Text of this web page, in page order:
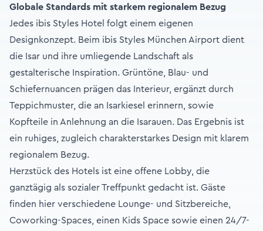
Globale Standards mit starkem regionalem Bezug
Jedes ibis Styles Hotel folgt einem eigenen
Designkonzept. Beim ibis Styles München Airport dient
die Isar und ihre umliegende Landschaft als
gestalterische Inspiration. Grüntöne, Blau- und
Schiefernuancen prägen das Interieur, ergänzt durch
Teppichmuster, die an Isarkiesel erinnern, sowie
Kopfteile in Anlehnung an die Isarauen. Das Ergebnis ist
ein ruhiges, zugleich charakterstarkes Design mit klarem
regionalem Bezug.
Herzstück des Hotels ist eine offene Lobby, die
ganztägig als sozialer Treffpunkt gedacht ist. Gäste
finden hier verschiedene Lounge- und Sitzbereiche,
Coworking-Spaces, einen Kids Space sowie einen 24/7-